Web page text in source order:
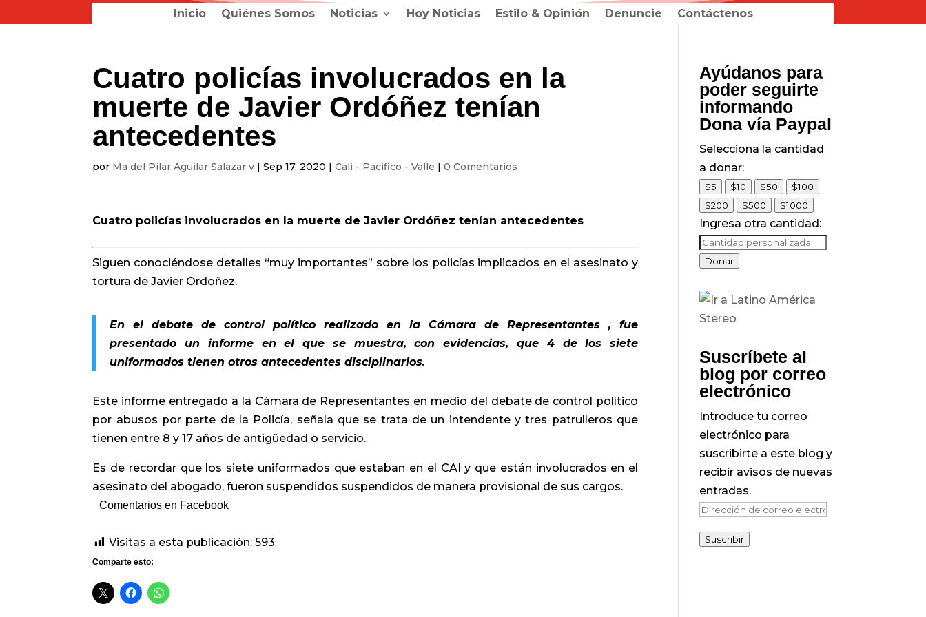
Inicio Quiénes Somos Noticias Hoy Noticias Estilo & Opinión Denuncie Contáctenos
Cuatro policías involucrados en la
muerte de Javier Ordóñez tenían
antecedentes
por Ma del Pilar Aguilar Salazar v |Sep 17, 2020 |Cali - Pacifico - Valle |0 Comentarios
Cuatro policías involucrados en la muerte de Javier Ordóñez tenían antecedentes
Siguen conociéndose detalles “muy importantes” sobre los policías implicados en el asesinato y
tortura de Javier Ordoñez.
En el debate de control político realizado en la Cámara de Representantes , fue
presentado un informe en el que se muestra, con evidencias, que 4 de los siete
uniformados tienen otros antecedentes disciplinarios.
Este informe entregado a la Cámara de Representantes en medio del debate de control político
por abusos por parte de la Policía, señala que se trata de un intendente y tres patrulleros que
tienen entre 8 y 17 años de antigüedad o servicio.
Es de recordar que los siete uniformados que estaban en el CAI y que están involucrados en el
asesinato del abogado, fueron suspendidos suspendidos de manera provisional de sus cargos.
Comentarios en Facebook
Visitas a esta publicación: 593
Comparte esto:
Ayúdanos para
poder seguirte
informando
Dona vía Paypal
Selecciona la cantidad
a donar:
$5 $10 $50
$100
$200
$500 $1000
Ingresa otra cantidad:
Donar
Suscríbete al
blog por correo
electrónico
Introduce tu correo
electrónico para
suscribirte a este blog y
recibir avisos de nuevas
entradas.
Dirección
correo
Suscribir